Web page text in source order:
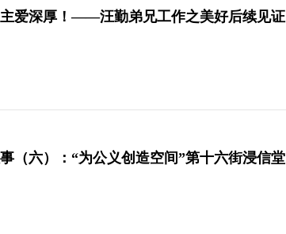
爱深厚！——汪勤弟兄工作之美好后续见证
（六）：“为公义创造空间”第十六街浸信堂